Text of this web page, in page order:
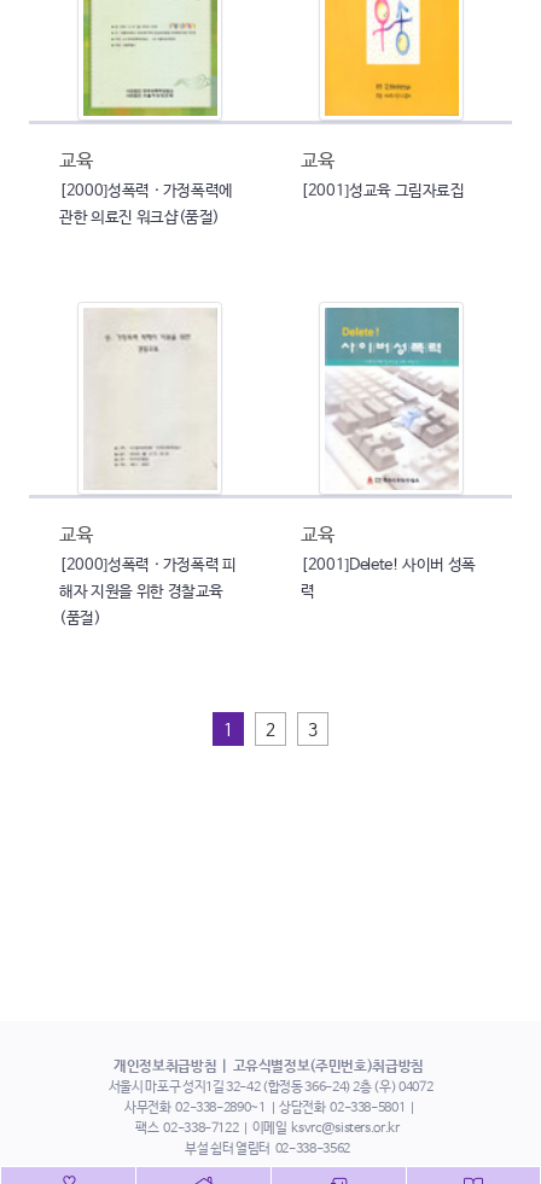
교육
[2000]성폭력 · 가정폭력에
관한 의료진 워크샵(품절)
교육
[2001]성교육 그림자료집
교육
[2000]성폭력 · 가정폭력 피
해자 지원을 위한 경찰교육
(품절)
교육
[2001]Delete! 사이버 성폭
력
1 2 3
개인정보취급방침 고유식별정보(주민번호)취급방침
서울시 마포구 성지1길 32-42 (합정동 366-24) 2층 (우) 04072
사무전화 02-338-2890~1 상담전화 02-338-5801
팩스 02-338-7122 이메일 ksvrc@sisters.or.kr
부설 쉼터 열림터 02-338-3562